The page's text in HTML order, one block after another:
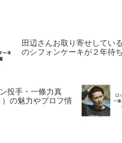
田辺さんお取り寄せしてい
のシフォンケーキが２年待
投手・一條力真
）の魅力やプロフ情